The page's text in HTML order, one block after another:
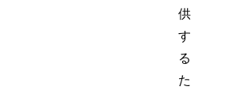
供
す
る
た